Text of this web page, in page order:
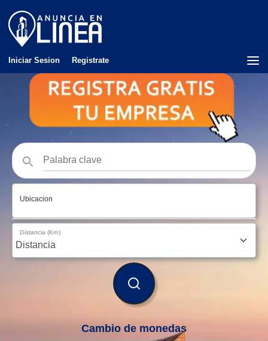
Iniciar Sesion Registrate
Ubicacion
Distancia (Km)
BUSCAR
Cambio de monedas